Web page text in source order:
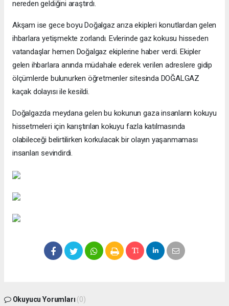
nereden geldiğini araştırdı.
Akşam ise gece boyu Doğalgaz arıza ekipleri konutlardan gelen
ihbarlara yetişmekte zorlandı. Evlerinde gaz kokusu hisseden
vatandaşlar hemen Doğalgaz ekiplerine haber verdi. Ekipler
gelen ihbarlara anında müdahale ederek verilen adreslere gidip
ölçümlerde bulunurken öğretmenler sitesinda DOĞALGAZ
kaçak dolayısı ile kesildi.
Doğalgazda meydana gelen bu kokunun gaza insanların kokuyu
hissetmeleri için karıştırılan kokuyu fazla katılmasında
olabileceği belirtilirken korkulacak bir olayın yaşanmaması
insanları sevindirdi.
Okuyucu Yorumları (0)